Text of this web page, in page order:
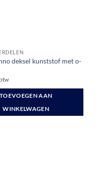
deksel kunststof met o-
TOEVOEGEN AAN
WINKELWAGEN